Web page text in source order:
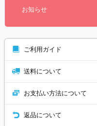
お知らせ
ご利用ガイド
送料について
お支払い方法について
返品について